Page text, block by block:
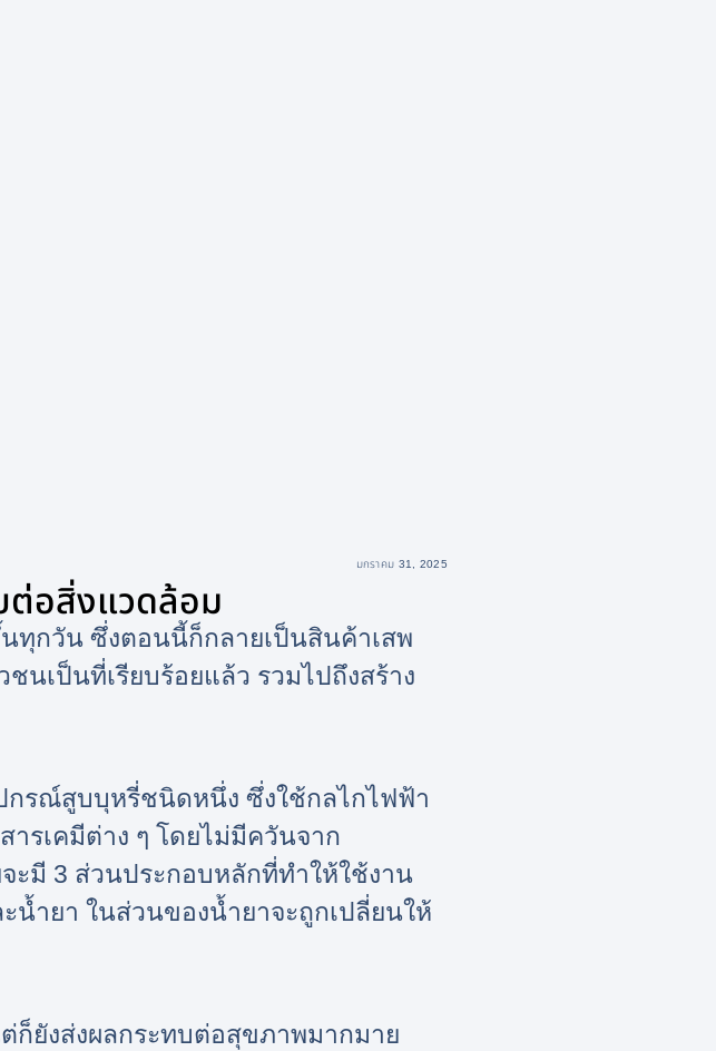
มกราคม 31, 2025
ต่อสิ่งแวดล้อม
กวัน ซึ่งตอนนี้ก็กลายเป็นสินค้าเสพ
นเป็นที่เรียบร้อยแล้ว รวมไปถึงสร้าง
กรณ์สูบบุหรี่ชนิดหนึ่ง ซึ่งใช้กลไกไฟฟ้า
รเคมีต่าง ๆ โดยไม่มีควันจาก
ะมี 3 ส่วนประกอบหลักที่ทำให้ใช้งาน
น้ำยา ในส่วนของน้ำยาจะถูกเปลี่ยนให้
ยังส่งผลกระทบต่อสุขภาพมากมาย